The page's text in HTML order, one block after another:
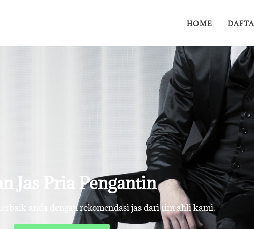
HOME
Jas Pria Pengantin
anda dengan rekomendasi jas dari tim ahli kami.